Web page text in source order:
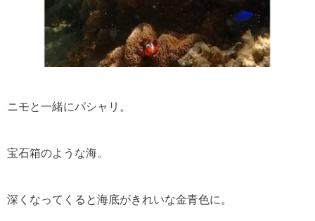
ニモと一緒にパシャリ。
宝石箱のような海。
深くなってくると海底がきれいな金青色に。